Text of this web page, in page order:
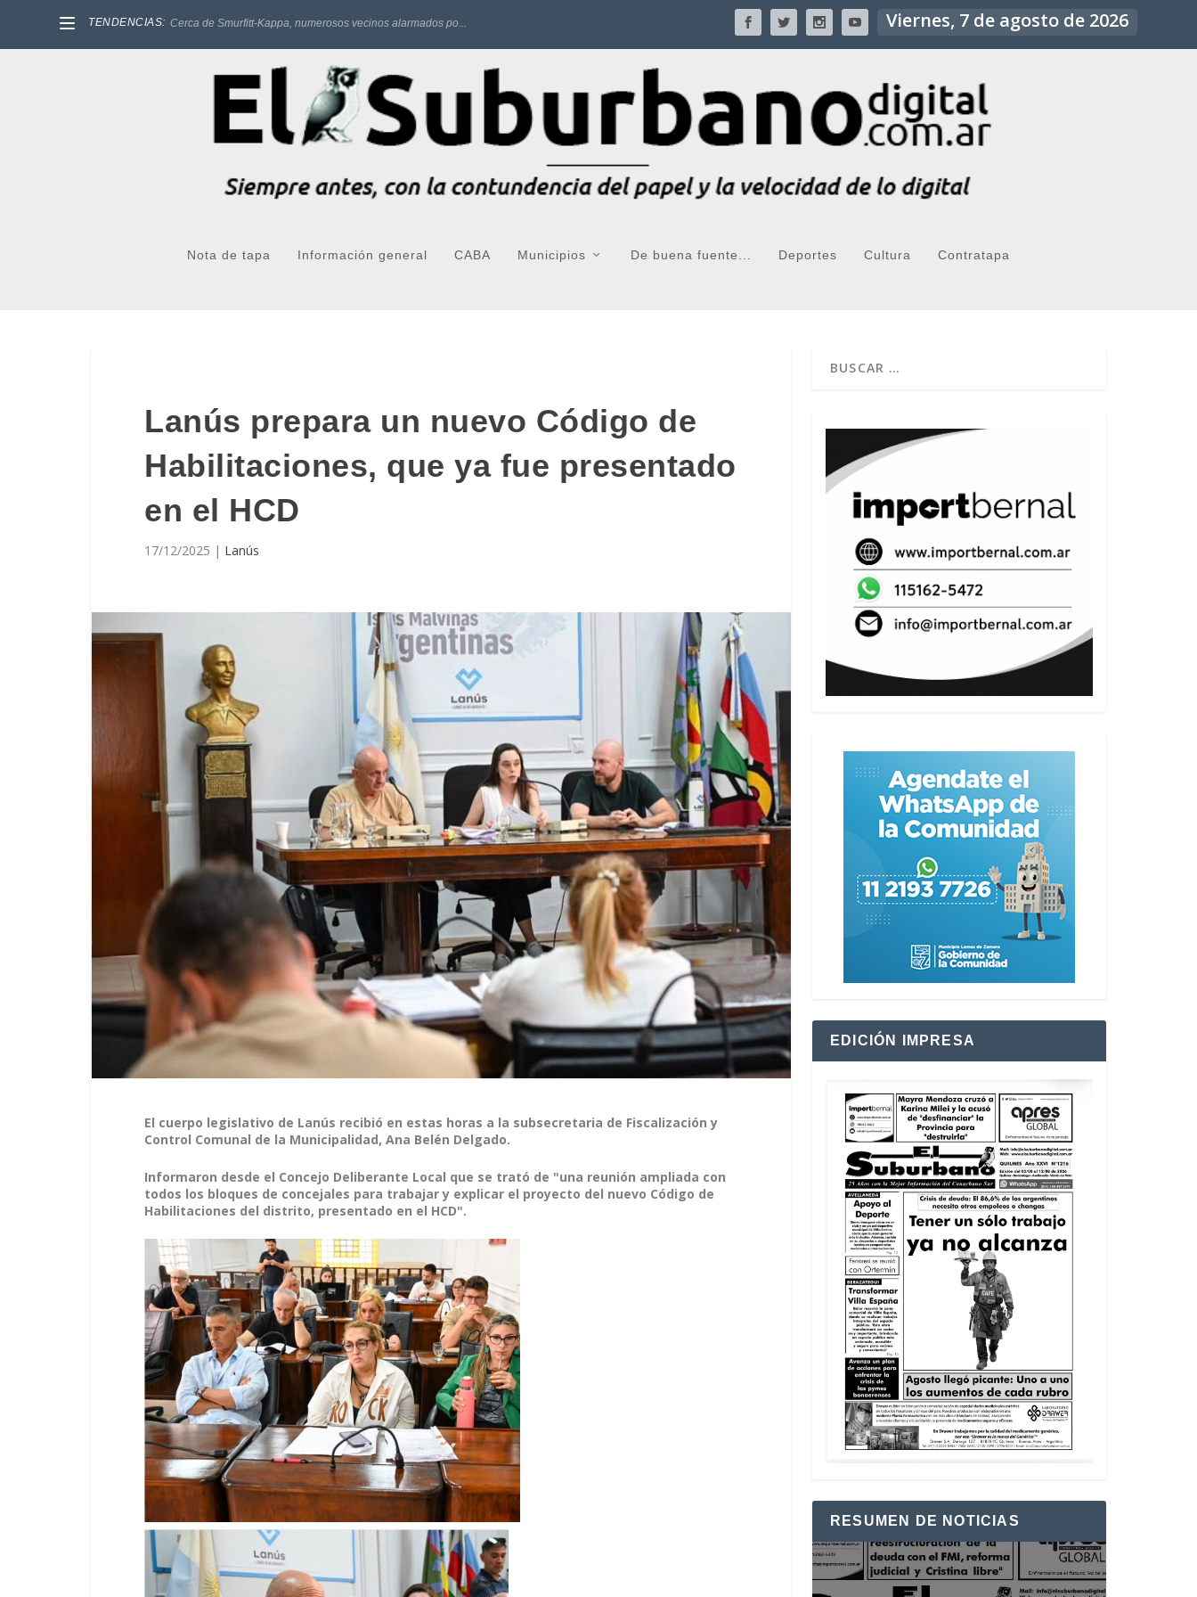
TENDENCIAS: Cerca de Smurfitt-Kappa, numerosos vecinos alarmados po... Viernes, 7 de agosto de 2026
Nota de tapa Información general CABA Municipios De buena fuente... Deportes Cultura Contratapa
Lanús prepara un nuevo Código de
Habilitaciones, que ya fue presentado
en el HCD
17/12/2025 | Lanús
El cuerpo legislativo de Lanús recibió en estas horas a la subsecretaria de Fiscalización y
Control Comunal de la Municipalidad, Ana Belén Delgado.
Informaron desde el Concejo Deliberante Local que se trató de "una reunión ampliada con
todos los bloques de concejales para trabajar y explicar el proyecto del nuevo Código de
Habilitaciones del distrito, presentado en el HCD".
EDICIÓN IMPRESA
RESUMEN DE NOTICIAS
Reproductor
de
vídeo